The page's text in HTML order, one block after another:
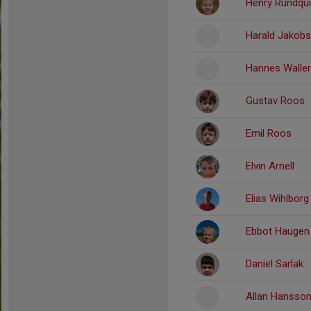
Henry
Harald
Hannes
Gustav Roos
Emil Roos
Elvin Arnell
Elias Wihlborg
Ebbot Haugen
Daniel Sarlak
Allan